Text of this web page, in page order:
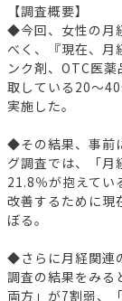
【調査概要】
◆今回、女性の月
べく、『現在、月
ンク剤、OTC医
取している20～
実施した。
◆その結果、事前
グ調査では、「月
21.8％が抱えてい
改善するために現
ぼる。
◆さらに月経関連
調査の結果をみる
両方」が7割弱、